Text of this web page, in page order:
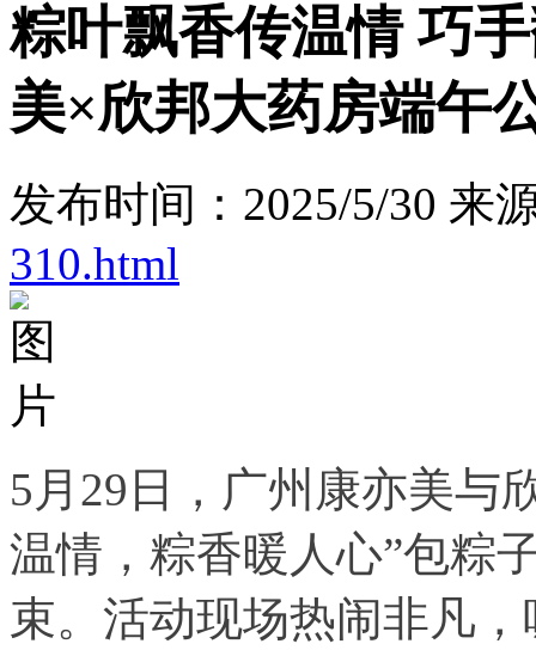
粽叶飘香传温情 巧
美×欣邦大药房端午
发布时间：2025/5/30 来
310.html
5月29日，广州康亦美与
温情，粽香暖人心”包粽
束。活动现场热闹非凡